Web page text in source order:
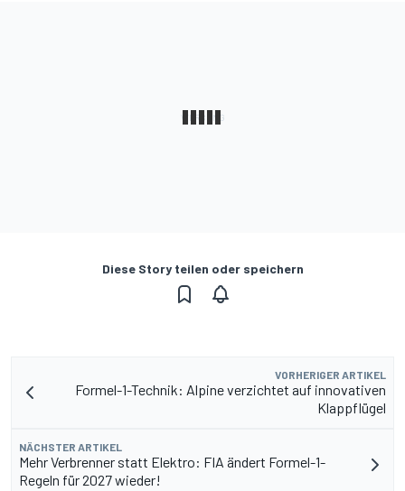
Diese Story teilen oder speichern
VORHERIGER ARTIKEL
Formel-1-Technik: Alpine verzichtet auf innovativen
Klappflügel
NÄCHSTER ARTIKEL
Mehr Verbrenner statt Elektro: FIA ändert Formel-1-
Regeln für 2027 wieder!